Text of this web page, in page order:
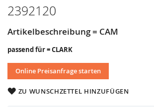
2392120
Artikelbeschreibung = CAM
passend für = CLARK
Online Preisanfrage starten
ZU WUNSCHZETTEL HINZUFÜGEN
Bildergalerie